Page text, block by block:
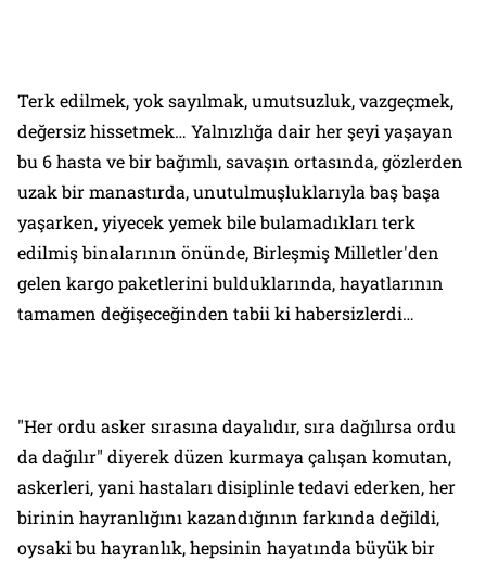
Terk edilmek, yok sayılmak, umutsuzluk, vazgeçmek,
değersiz hissetmek… Yalnızlığa dair her şeyi yaşayan
bu 6 hasta ve bir bağımlı, savaşın ortasında, gözlerden
uzak bir manastırda, unutulmuşluklarıyla baş başa
yaşarken, yiyecek yemek bile bulamadıkları terk
edilmiş binalarının önünde, Birleşmiş Milletler'den
gelen kargo paketlerini bulduklarında, hayatlarının
tamamen değişeceğinden tabii ki habersizlerdi…
"Her ordu asker sırasına dayalıdır, sıra dağılırsa ordu
da dağılır" diyerek düzen kurmaya çalışan komutan,
askerleri, yani hastaları disiplinle tedavi ederken, her
birinin hayranlığını kazandığının farkında değildi,
oysaki bu hayranlık, hepsinin hayatında büyük bir